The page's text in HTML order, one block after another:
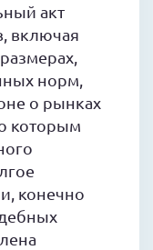
акт
включая
норм,
о рынках
которым
конечно